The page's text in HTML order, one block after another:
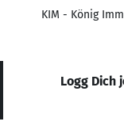
KIM - König
Logg Dich